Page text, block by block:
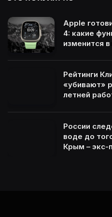
Apple
4: какие
изменится
Рейтинги
«убивают»
летней
России
воде до
Крым –